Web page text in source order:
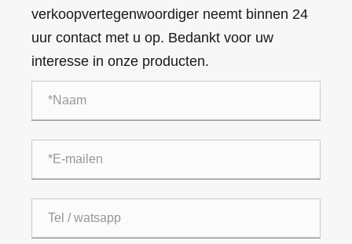
verkoopvertegenwoordiger neemt binnen 24
uur contact met u op. Bedankt voor uw
interesse in onze producten.